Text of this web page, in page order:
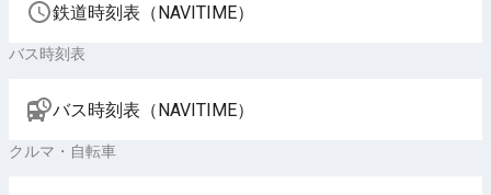
鉄道時刻表（NAVITIME）
バス時刻表
バス時刻表（NAVITIME）
クルマ・自転車